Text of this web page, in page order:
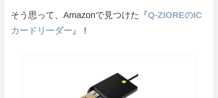
そう思って、Amazonで見つけた『Q-ZIOREのIC
カードリーダー 』！